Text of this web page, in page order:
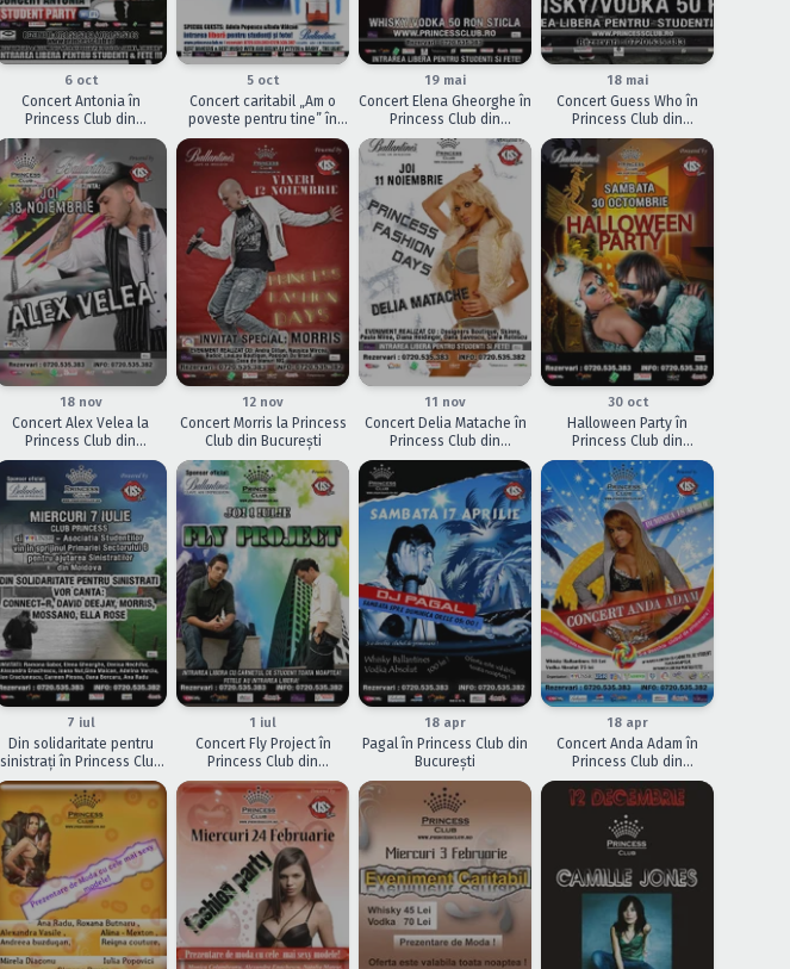
6 oct
Concert Antonia în
Princess Club din
Bucureşti
5 oct
Concert caritabil „Am o
poveste pentru tine” în
Princess Club din
Bucureşti
ÎNCHEIAT19 mai
Concert Elena Gheorghe în
Princess Club din
Bucureşti
ÎNCHEIAT18 mai
Concert Guess Who în
Princess Club din
Bucureşti
ÎNCHEIAT18 nov
Concert Alex Velea la
Princess Club din
Bucureşti
ÎNCHEIAT12 nov
Concert Morris la Princess
Club din Bucureşti
ÎNCHEIAT11 nov
Concert Delia Matache în
Princess Club din
Bucureşti
30 oct
Halloween Party în
Princess Club din
Bucureşti
7 iul
Din solidaritate pentru
sinistraţi în Princess Club
din Bucureşti
1 iul
Concert Fly Project în
Princess Club din
Bucureşti
ÎNCHEIAT18 apr
Pagal în Princess Club din
Bucureşti
ÎNCHEIAT18 apr
Concert Anda Adam în
Princess Club din
Bucureşti